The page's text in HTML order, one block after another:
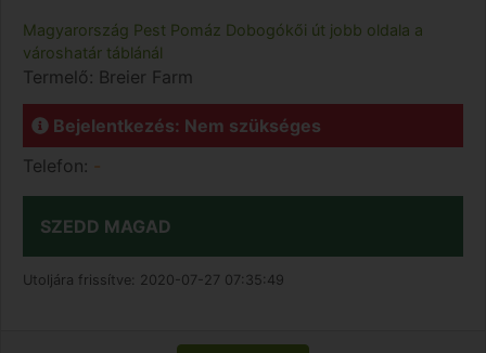
Magyarország Pest Pomáz Dobogókői út jobb oldala a
városhatár táblánál
Termelő: Breier Farm
Bejelentkezés: Nem szükséges
Telefon: -
SZEDD MAGAD
Utoljára frissítve: 2020-07-27 07:35:49